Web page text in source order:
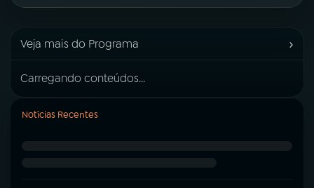
Veja mais do Programa ›
Carregando conteúdos...
Notícias Recentes